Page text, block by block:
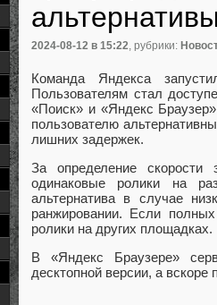
альтернативы
2024-08-12 в 15:22, рубрики:
Команда Яндекса
Пользователям стал
«Поиск» и «Яндекс
пользователю
лишних задержек.
За определение скорости
одинаковые ролики на
альтернатива в случае
ранжировании. Если
ролики на других площадках.
В «Яндекс Браузере»
десктопной версии, а вскоре